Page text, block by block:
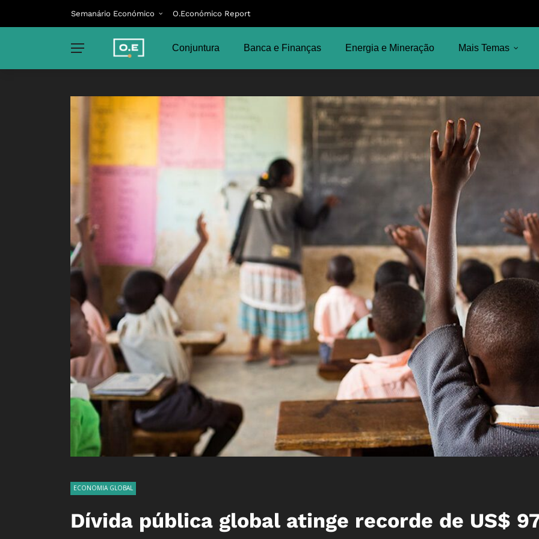
Semanário Económico O.Económico Report
Conjuntura Banca e Finanças Energia e Mineração Mais Temas
ECONOMIA GLOBAL
Dívida pública global atinge recorde de US$